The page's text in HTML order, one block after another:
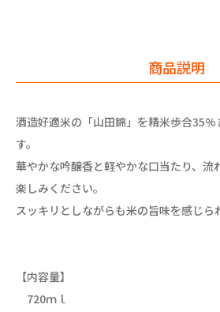
商品説明
酒造好適米の「山田錦」を精米歩合
す。
華やかな吟醸香と軽やかな口当たり、流
楽しみください。
スッキリとしながらも米の旨味を感じら
【内容量】
720ｍｌ